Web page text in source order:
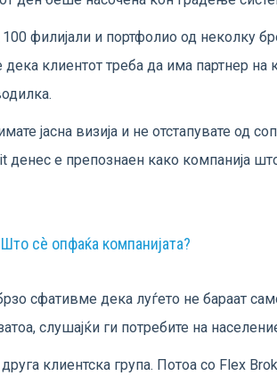
филијали и портфолио од неколку
клиентот треба да има партнер на
јасна визија и не отстапувате од
денес е препознаен како компанија
сè опфаќа компанијата?
сфативме дека луѓето не бараат
слушајќи ги потребите на
клиентска група. Потоа со Flex